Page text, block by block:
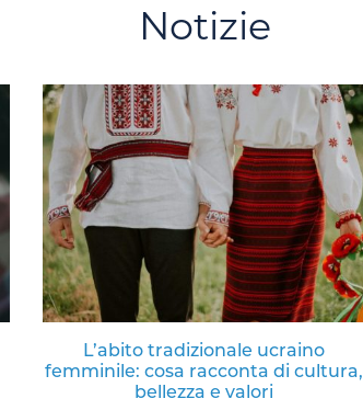
Notizie
L’abito tradizionale ucraino
femminile: cosa racconta di cultura,
bellezza e valori